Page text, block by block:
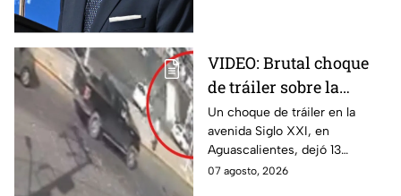
VIDEO: Brutal choque
de tráiler sobre la
avenida Siglo XXI en
Aguascalientes deja
varios heridos y
destrozos
Un choque de tráiler en la
avenida Siglo XXI, en
Aguascalientes, dejó 13
heridos y varios vehículos
07 agosto, 2026